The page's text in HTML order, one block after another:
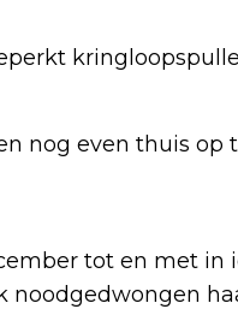
nog even thuis op
tot en met in
noodgedwongen